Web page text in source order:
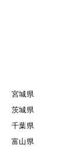
宮城県
茨城県
千葉県
富山県